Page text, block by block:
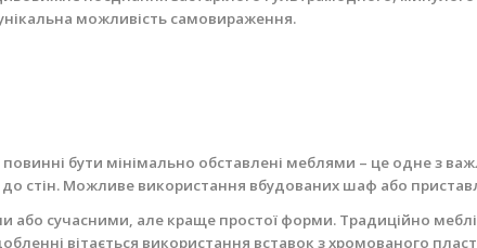
можливість самовираження.
бути мінімально обставлені меблями – це одне з
стін. Можливе використання вбудованих шаф або
або сучасними, але краще простої форми. Традиційно
вітається використання вставок з хромованого